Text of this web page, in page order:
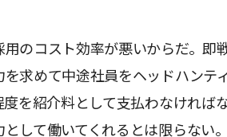
のコスト効率が悪いからだ。即
求めて中途社員をヘッドハンテ
を紹介料として支払わなければ
して働いてくれるとは限らない。